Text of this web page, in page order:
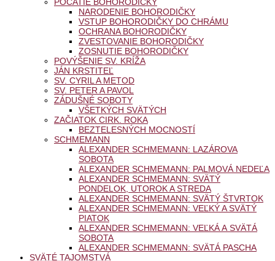
NARODENIE BOHORODIČKY
VSTUP BOHORODIČKY DO CHRÁMU
OCHRANA BOHORODIČKY
ZVESTOVANIE BOHORODIČKY
ZOSNUTIE BOHORODIČKY
POVÝŠENIE SV. KRÍŽA
JÁN KRSTITEĽ
SV. CYRIL A METOD
SV. PETER A PAVOL
ZÁDUŠNÉ SOBOTY
VŠETKÝCH SVÄTÝCH
ZAČIATOK CIRK. ROKA
BEZTELESNÝCH MOCNOSTÍ
SCHMEMANN
ALEXANDER SCHMEMANN: LAZÁROVA
SOBOTA
ALEXANDER SCHMEMANN: PALMOVÁ NEDEĽA
ALEXANDER SCHMEMANN: SVÄTÝ
PONDELOK, UTOROK A STREDA
ALEXANDER SCHMEMANN: SVÄTÝ ŠTVRTOK
ALEXANDER SCHMEMANN: VEĽKÝ A SVÄTÝ
PIATOK
ALEXANDER SCHMEMANN: VEĽKÁ A SVÄTÁ
SOBOTA
ALEXANDER SCHMEMANN: SVÄTÁ PASCHA
SVÄTÉ TAJOMSTVÁ